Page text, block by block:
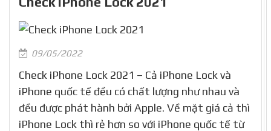
09/05/2022
Check iPhone Lock 2021 – Cả iPhone Lock và
iPhone quốc tế đều có chất lượng như nhau và
đều được phát hành bởi Apple. Về mặt giá cả thì
iPhone Lock thì rẻ hơn so với iPhone quốc tế từ